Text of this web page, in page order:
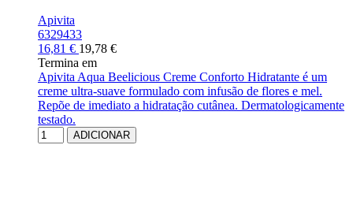
Apivita
6329433
16,81 € 19,78 €
Termina em
Apivita Aqua Beelicious Creme Conforto Hidratante é um
creme ultra-suave formulado com infusão de flores e mel.
Repõe de imediato a hidratação cutânea. Dermatologicamente
testado.
ADICIONAR